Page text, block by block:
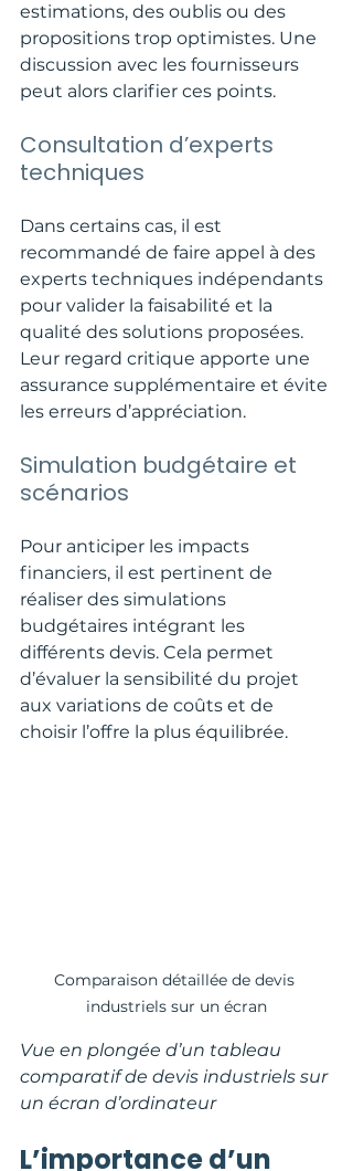
estimations, des oublis ou des
propositions trop optimistes. Une
discussion avec les fournisseurs
peut alors clarifier ces points.
Consultation d’experts
techniques
Dans certains cas, il est
recommandé de faire appel à des
experts techniques indépendants
pour valider la faisabilité et la
qualité des solutions proposées.
Leur regard critique apporte une
assurance supplémentaire et évite
les erreurs d’appréciation.
Simulation budgétaire et
scénarios
Pour anticiper les impacts
financiers, il est pertinent de
réaliser des simulations
budgétaires intégrant les
différents devis. Cela permet
d’évaluer la sensibilité du projet
aux variations de coûts et de
choisir l’offre la plus équilibrée.
Comparaison détaillée de devis
industriels sur un écran
Vue en plongée d’un tableau
comparatif de devis industriels sur
un écran d’ordinateur
L’importance d’un